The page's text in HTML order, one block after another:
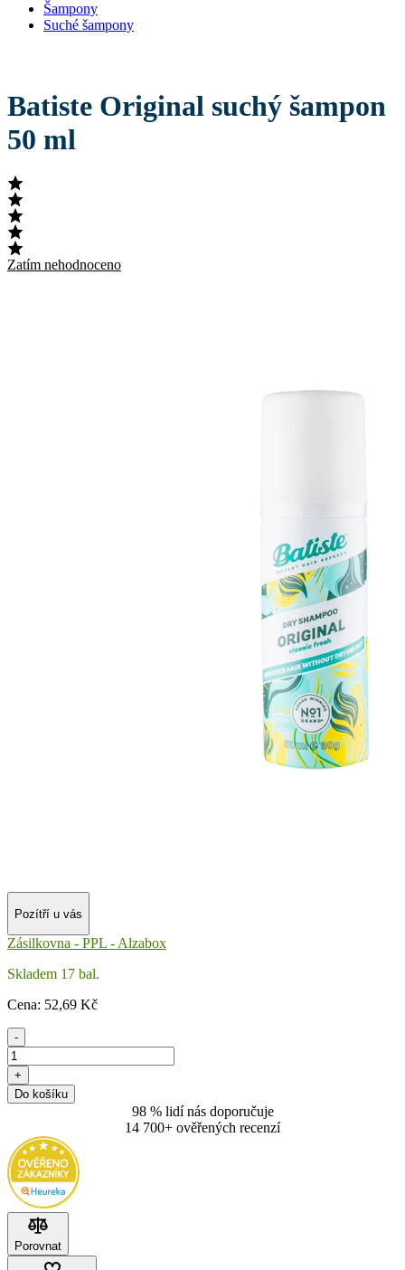
Šampony
Suché šampony
Batiste Original suchý šampon
50 ml
Zatím nehodnoceno
Pozítří u vás
Zásilkovna - PPL - Alzabox
Skladem 17 bal.
Cena: 52,69 Kč
-
+
Do košíku
98 % lidí nás doporučuje
14 700+ ověřených recenzí
Porovnat